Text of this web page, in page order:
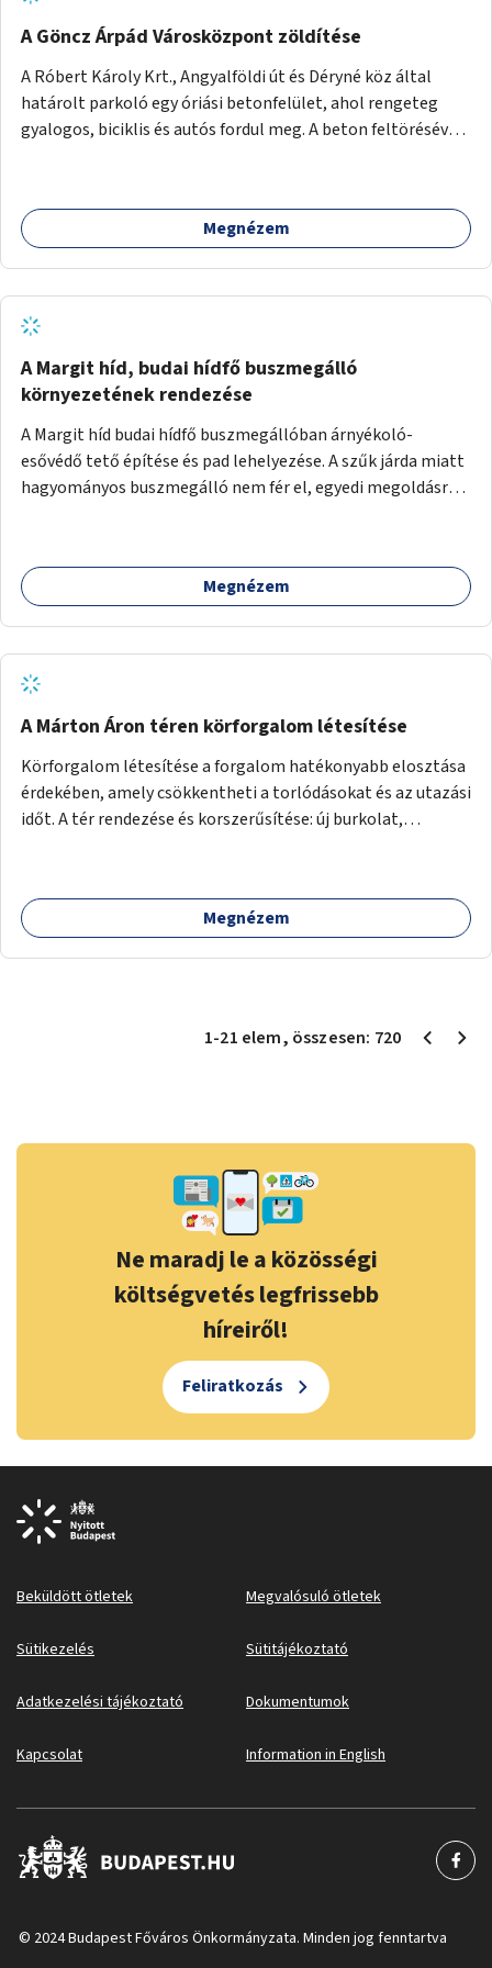
A Göncz Árpád Városközpont zöldítése
A Róbert Károly Krt., Angyalföldi út és Déryné köz által
határolt parkoló egy óriási betonfelület, ahol rengeteg
gyalogos, biciklis és autós fordul meg. A beton feltörésével,
menti járda és a parkoló közé kellene egy zöld sáv,
virágágyásokkal a meglévő fák alá, a lakóépület felőli két
Megnézem
A Margit híd, budai hídfő buszmegálló
környezetének rendezése
A Margit híd budai hídfő buszmegállóban árnyékoló-
esővédő tető építése és pad lehelyezése. A szűk járda miatt
hagyományos buszmegálló nem fér el, egyedi megoldásra
Megnézem
A Márton Áron téren körforgalom létesítése
Körforgalom létesítése a forgalom hatékonyabb elosztása
érdekében, amely csökkentheti a torlódásokat és az utazási
időt. A tér rendezése és korszerűsítése: új burkolat,
időznek.
Megnézem
1-21 elem, összesen: 720
Ne maradj le a közösségi
költségvetés legfrissebb
híreiről!
Feliratkozás
Beküldött ötletek Megvalósuló ötletek
Sütikezelés Sütitájékoztató
Adatkezelési tájékoztató Dokumentumok
Kapcsolat Information in English
© 2024 Budapest Főváros Önkormányzata. Minden jog fenntartva